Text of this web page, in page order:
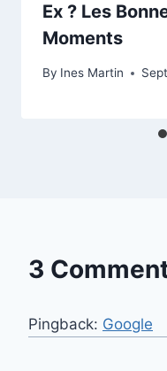
Ex ? Les
Moments
By Ines Martin
3
Pingback: Google